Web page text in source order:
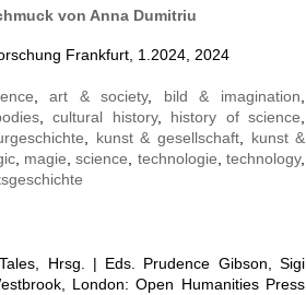
von Anna Dumitriu
Frankfurt, 1.2024, 2024
,art & society, bild & imagination
,cultural history, history of science
kunst & gesellschaft, kunst &
, magie ,science technologie technology,
Hrsg. | Eds. Prudence Gibson, Sigi
London: Open Humanities Press